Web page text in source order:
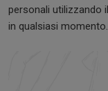
personali utilizzando
in qualsiasi momento.